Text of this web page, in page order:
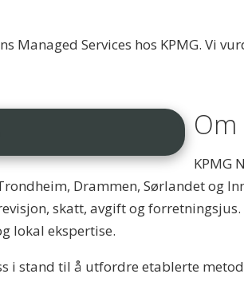
Managed Services hos KPMG. Vi
KPMG
Drammen, Sørlandet og
skatt, avgift og
lokal ekspertise.
i stand til å utfordre etablerte